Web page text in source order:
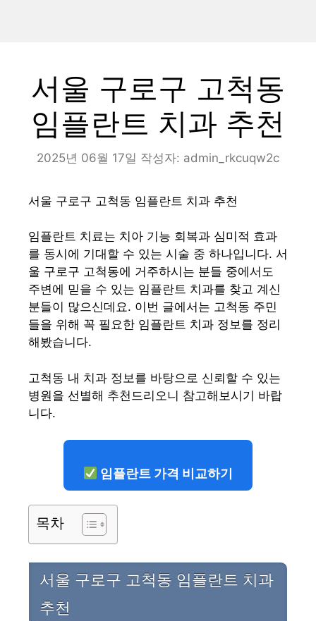
서울 구로구 고척동
임플란트 치과 추천
2025년 06월 17일 작성자: admin_rkcuqw2c
서울 구로구 고척동 임플란트 치과 추천
임플란트 치료는 치아 기능 회복과 심미적 효과
를 동시에 기대할 수 있는 시술 중 하나입니다. 서
울 구로구 고척동에 거주하시는 분들 중에서도
주변에 믿을 수 있는 임플란트 치과를 찾고 계신
분들이 많으신데요. 이번 글에서는 고척동 주민
들을 위해 꼭 필요한 임플란트 치과 정보를 정리
해봤습니다.
고척동 내 치과 정보를 바탕으로 신뢰할 수 있는
병원을 선별해 추천드리오니 참고해보시기 바랍
니다.
임플란트 가격 비교하기
목차
서울 구로구 고척동 임플란트 치과
추천